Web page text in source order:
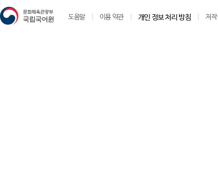
도움말 이용 약관 개인 정보 처리 방침 저